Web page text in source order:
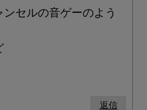
セルの音ゲーのよう
返信